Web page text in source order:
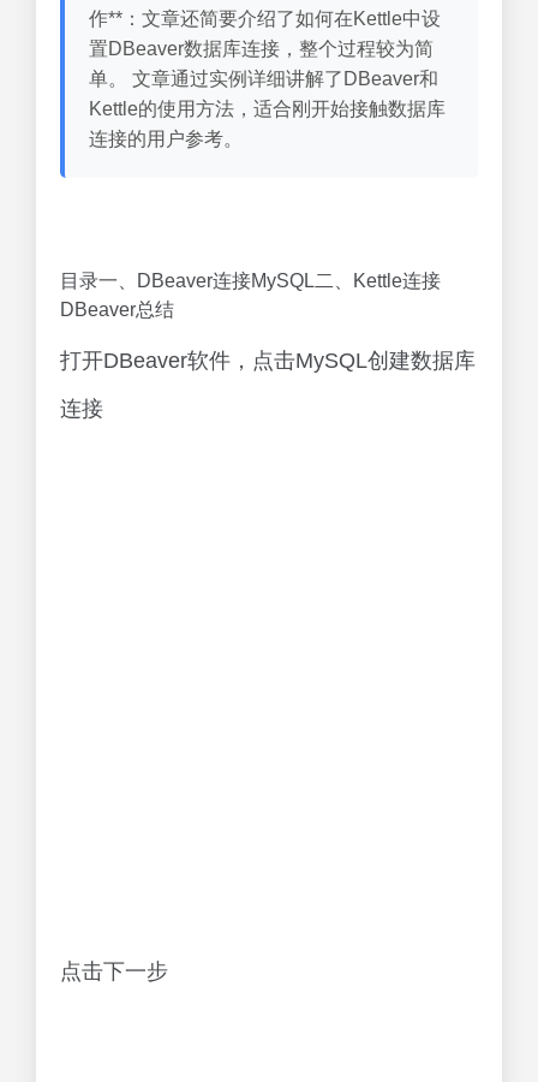
作**：文章还简要介绍了如何在Kettle中设
置DBeaver数据库连接，整个过程较为简
单。 文章通过实例详细讲解了DBeaver和
Kettle的使用方法，适合刚开始接触数据库
连接的用户参考。
目录一、DBeaver连接MySQL二、Kettle连接
DBeaver总结
打开DBeaver软件，点击MySQL创建数据库
连接
点击下一步